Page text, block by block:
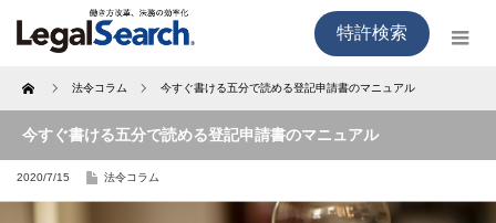
特許検索
Home 法令コラム 今すぐ書ける五分で読める登記申請書のマニュアル
今すぐ書ける五分で読める登記申請書のマニュアル
2020/7/15 法令コラム